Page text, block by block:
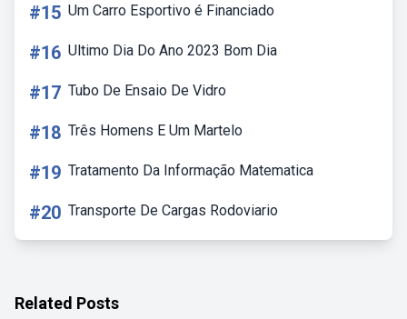
#15 Um Carro Esportivo é Financiado
#16 Ultimo Dia Do Ano 2023 Bom Dia
#17 Tubo De Ensaio De Vidro
#18 Três Homens E Um Martelo
#19 Tratamento Da Informação Matematica
#20 Transporte De Cargas Rodoviario
Related Posts